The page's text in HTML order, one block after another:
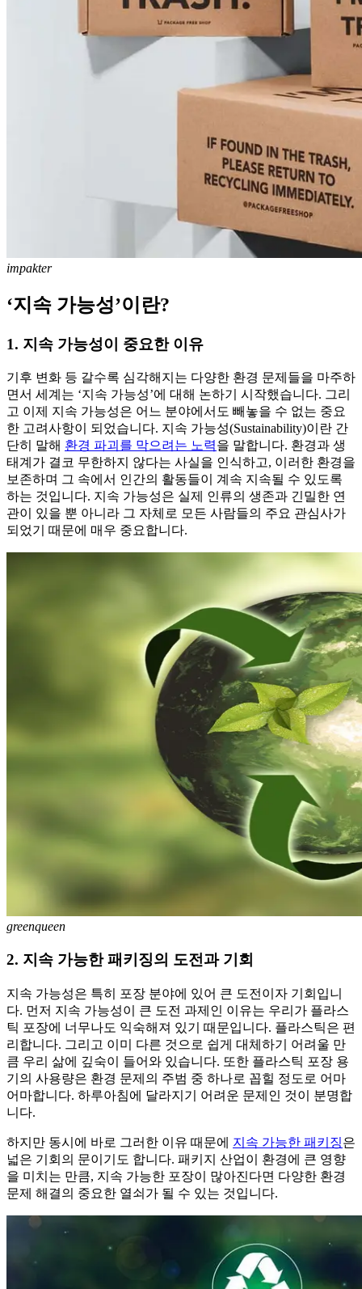
impakter
‘지속 가능성’이란?
1. 지속 가능성이 중요한 이유
기후 변화 등 갈수록 심각해지는 다양한 환경 문제들을 마주하
면서 세계는 ‘지속 가능성’에 대해 논하기 시작했습니다. 그리
고 이제 지속 가능성은 어느 분야에서도 빼놓을 수 없는 중요
한 고려사항이 되었습니다. 지속 가능성(Sustainability)이란 간
단히 말해 환경 파괴를 막으려는 노력을 말합니다. 환경과 생
태계가 결코 무한하지 않다는 사실을 인식하고, 이러한 환경을
보존하며 그 속에서 인간의 활동들이 계속 지속될 수 있도록
하는 것입니다. 지속 가능성은 실제 인류의 생존과 긴밀한 연
관이 있을 뿐 아니라 그 자체로 모든 사람들의 주요 관심사가
되었기 때문에 매우 중요합니다.
greenqueen
2. 지속 가능한 패키징의 도전과 기회
지속 가능성은 특히 포장 분야에 있어 큰 도전이자 기회입니
다. 먼저 지속 가능성이 큰 도전 과제인 이유는 우리가 플라스
틱 포장에 너무나도 익숙해져 있기 때문입니다. 플라스틱은 편
리합니다. 그리고 이미 다른 것으로 쉽게 대체하기 어려울 만
큼 우리 삶에 깊숙이 들어와 있습니다. 또한 플라스틱 포장 용
기의 사용량은 환경 문제의 주범 중 하나로 꼽힐 정도로 어마
어마합니다. 하루아침에 달라지기 어려운 문제인 것이 분명합
니다.
하지만 동시에 바로 그러한 이유 때문에 지속 가능한 패키징은
넓은 기회의 문이기도 합니다. 패키지 산업이 환경에 큰 영향
을 미치는 만큼, 지속 가능한 포장이 많아진다면 다양한 환경
문제 해결의 중요한 열쇠가 될 수 있는 것입니다.